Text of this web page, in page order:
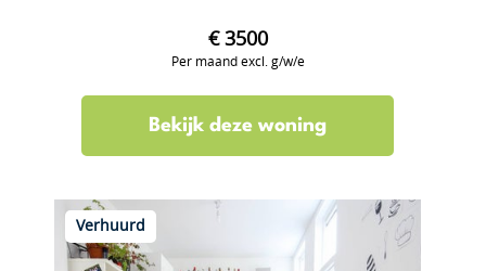
€ 3500
Per maand excl. g/w/e
Bekijk deze woning
Verhuurd